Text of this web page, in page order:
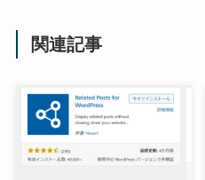
関連記事